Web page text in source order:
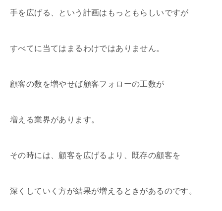
手を広げる、という計画はもっともらしいですが
すべてに当てはまるわけではありません。
顧客の数を増やせば顧客フォローの工数が
増える業界があります。
その時には、顧客を広げるより、既存の顧客を
深くしていく方が結果が増えるときがあるのです。